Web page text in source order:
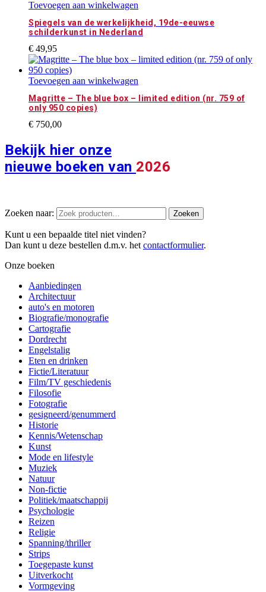
Toevoegen aan winkelwagen
Spiegels van de werkelijkheid, 19de-eeuwse
schilderkunst in Nederland
€ 49,95
Toevoegen aan winkelwagen
Magritte – The blue box – limited edition (nr. 759 of
only 950 copies)
€ 750,00
Bekijk hier onze
nieuwe boeken van 2026
Zoeken naar: Zoeken
Kunt u een bepaalde titel niet vinden?
Dan kunt u deze bestellen d.m.v. het contactformulier.
Onze boeken
Aanbiedingen
Architectuur
auto's en motoren
Biografie/monografie
Cartografie
Dordrecht
Engelstalig
Eten en drinken
Fictie/Literatuur
Film/TV geschiedenis
Filosofie
Fotografie
gesigneerd/genummerd
Historie
Kennis/Wetenschap
Kunst
Mode en lifestyle
Muziek
Natuur
Non-fictie
Politiek/maatschappij
Psychologie
Reizen
Religie
Spanning/thriller
Strips
Toegepaste kunst
Uitverkocht
Vormgeving